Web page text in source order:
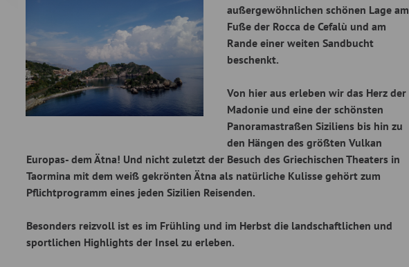
außergewöhnlichen schönen Lage am
Fuße der Rocca de Cefalù und am
Rande einer weiten Sandbucht
beschenkt.
Von hier aus erleben wir das Herz der
Madonie und eine der schönsten
Panoramastraßen Siziliens bis hin zu
den Hängen des größten Vulkan
Europas- dem Ätna! Und nicht zuletzt der Besuch des Griechischen Theaters in
Taormina mit dem weiß gekrönten Ätna als natürliche Kulisse gehört zum
Pflichtprogramm eines jeden Sizilien Reisenden.
Besonders reizvoll ist es im Frühling und im Herbst die landschaftlichen und
sportlichen Highlights der Insel zu erleben.